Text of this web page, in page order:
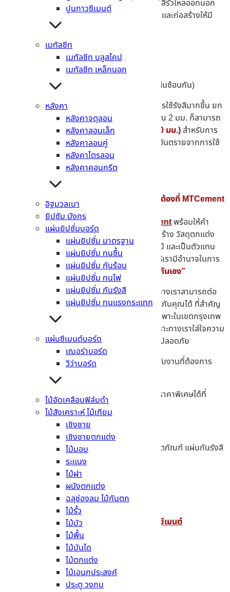
ปูนกาวซีเมนต์
เมทัลชีท
เมทัลชีท บลูสโคป
เมทัลชีท เหล็กนอก
หลังคา
หลังคาจตุลอน
หลังคาลอนเล็ก
หลังคาลอนคู่
หลังคาไตรลอน
หลังคาคอนกรีต
อิฐมวลเบา
ยิปซัม มังกร
แผ่นยิปซั่มบอร์ด
แผ่นยิปซั่ม มาตรฐาน
แผ่นยิปซั่ม ทนชื้น
แผ่นยิปซั่ม กันร้อน
แผ่นยิปซั่ม ทนไฟ
แผ่นยิปซั่ม กันรังสี
แผ่นยิปซั่ม ทนแรงกระแทก
แผ่นซีเมนต์บอร์ด
เฌอร่าบอร์ด
วีว่าบอร์ด
ไม้อัดเคลือบฟิล์มดำ
ไม้สังเคราะห์ ไม้เทียม
เชิงชาย
เชิงชายตกแต่ง
ไม้มอบ
ระแนง
ไม้ฝา
ผนังตกแต่ง
ฉลุช่องลม ไม้กันตก
ไม้รั้ว
ไม้บัว
ไม้พื้น
ไม้บันได
ไม้ตกแต่ง
ไม้เอนกประสงค์
ประตู วงกบ
ตะกั่วที่มีความหนา 1.4 มม. ในการป้องกันไม่ให้รังสีรั่วไหลออกนอก
ห้องได้ ส่วนวัสดุตัวเลือกอื่นๆ นั้นจะต้องออกแบบ และก่อสร้างให้มี
ความหนา ดังนี้
คอนกรีต– ความหนา 112 มม.
แผ่นยิปซั่มทั่วไป– ความหนา 280 มม.
อิฐมวลเบา – ความหนา 378 มม.
แผ่นยิปซั่มป้องกันรังสี
– 25 มม. (ใช้ 2 แผ่นซ้อนกัน)
อย่างไรก็ตาม สำหรับห้องที่มีการใช้อุปกรณ์ที่มีการใช้รังสีมากขึ้น ยก
ตัวอย่างเช่น ห้อง CT scan ที่ต้องใช้ตะกั่วประมาณ 2 มม. ก็สามารถ
ลือกติดตั้งยิปซั่มบอร์ดให้มากขึ้นเป็น 4 แผ่น (50 มม.)สำหรับการ
ป้องกันได้อย่างเต็มประสิทธิภาพ แต่ไม่ต้องเสี่ยงอันตรายจากการใช้
มองหา แผ่นกันรังสี พร้อมบริการจัดส่งรวดเร็ว ต้องที่ MTCement
หากท่านใด ที่ต้องการคำแนะนำเพิ่มเติม
MTcementพร้อมให้คำ
ปรึกษา เพราะเราคือ ธุรกิจจำหน่ายสินค้าวัสดุก่อสร้าง วัสดุตกแต่ง
ทั้งค้าส่ง และค้าปลีกในระยะเวลายาวนานกว่า 40 ปี และเป็นตัวแทน
จำหน่ายสินค้า จากผู้ผลิตชั้นนำหลายแห่ง จึงทำให้เรามีอำนาจในการ
ต่อรองราคา และสามารถจำหน่ายสินค้าในราคา
“กันเอง”
ถ้าลูกค้าท่านใดต้องการใช้สินค้าเป็นจำนวนมาก ทางเราสามารถต่อ
รองกับบริษัทผู้ผลิตเพื่อนำเสนอ“ราคาพิเศษ”ให้กับคุณได้ ที่สำคัญ
ยังมีทีมขนส่งเกือบทุกประเภทจากทั่วพื้นที่ โดยเฉพาะในเขตกรุงเทพ
และ ปริมณฑล เพื่อให้ได้รับการบริการที่ทั่วถึง เพราะทางเราใส่ใจความ
รวดเร็วในการจัดส่งสินค้า เพื่อให้ถึงที่หมายอย่างปลอดภัย
แผ่นยิปซั่มบอร์ดราคาดี
เหมาะสำหรับงานที่ต้องการ
ความทนทานสูง
สอบถามราคา กระเบื้องมุงหลังคา พร้อมหาซื้อในราคาพิเศษได้ที่
เท่านั้น
ติดต่อสอบถามข้อมูล และข้อสงสัยต่างๆ เรื่องผลิตภัณฑ์ แผ่นกันรังสี
หรือสินค้าอื่นๆ เพิ่มเติมได้เลยที่นี่
@mtcement
088 – 554 – 1555,02 – 328 – 0684
Facebook : คอนกรีตผสมเสร็จ โดย เมืองไทยซีเมนต์
E-mail : info@mtcement.com